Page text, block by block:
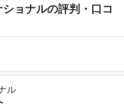
ョナルの評判・口コ
ル